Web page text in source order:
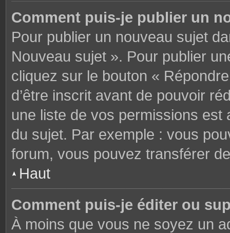
Comment puis-je publier un
Pour publier un nouveau sujet
Nouveau sujet ». Pour publier
cliquez sur le bouton «
d’être inscrit avant de pouvoir
une liste de vos permissions est
du sujet. Par exemple : vous
forum, vous pouvez transférer
Haut
Comment puis-je éditer ou
À moins que vous ne soyez un